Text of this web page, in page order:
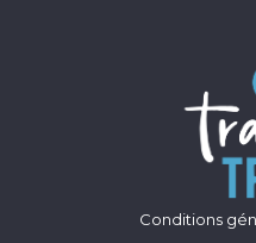
Conditions